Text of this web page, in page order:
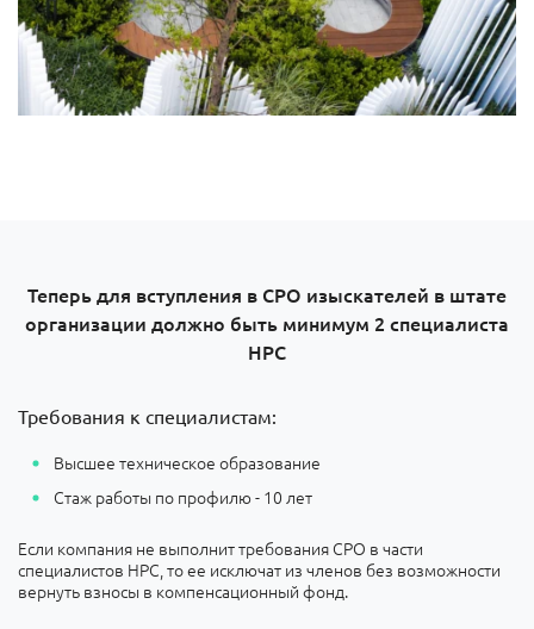
Теперь для вступления в СРО изыскателей в штате
организации должно быть минимум 2 специалиста
НРС
Требования к специалистам:
Высшее техническое образование
Стаж работы по профилю - 10 лет
Если компания не выполнит требования СРО в части
специалистов НРС, то ее исключат из членов без возможности
вернуть взносы в компенсационный фонд.